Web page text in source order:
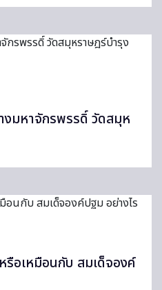
มหาจักรพรรดิ์ วัดสมุห
อเหมือนกับ สมเด็จองค์